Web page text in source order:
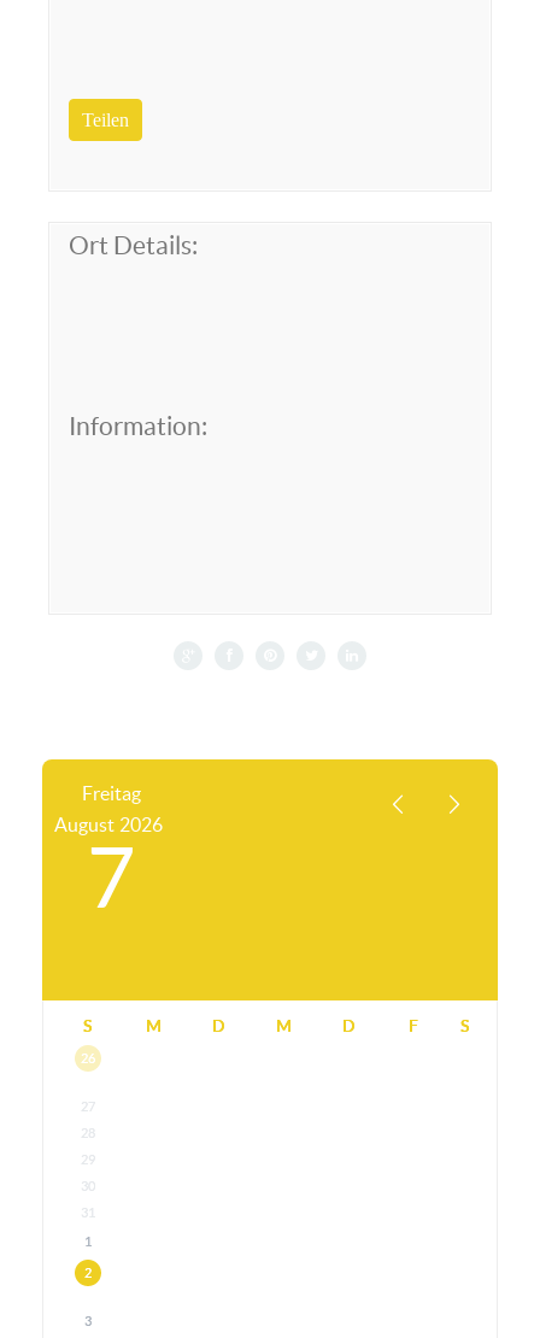
Teilen
Ort Details:
Information:
Freitag
August 2026
7
S M D M D F S
26
27
28
29
30
31
1
2
3